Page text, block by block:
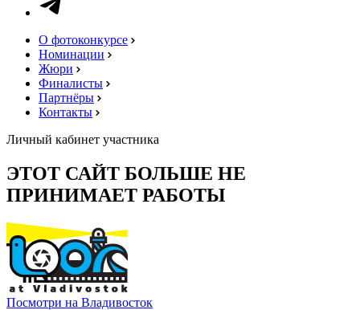
О фотоконкурсе
Номинации
Жюри
Финалисты
Партнёры
Контакты
Личный кабинет участника
ЭТОТ САЙТ БОЛЬШЕ НЕ
ПРИНИМАЕТ РАБОТЫ
Посмотри на Владивосток